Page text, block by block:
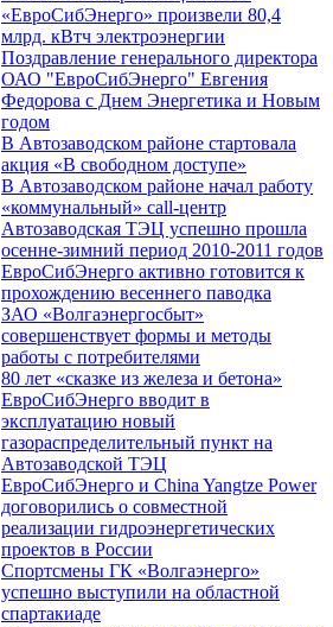
«ЕвроСибЭнерго» произвели 80,4
млрд. кВтч электроэнергии
Поздравление генерального директора
ОАО "ЕвроСибЭнерго" Евгения
Федорова с Днем Энергетика и Новым
годом
В Автозаводском районе стартовала
акция «В свободном доступе»
В Автозаводском районе начал работу
«коммунальный» call-центр
Автозаводская ТЭЦ успешно прошла
осенне-зимний период 2010-2011 годов
ЕвроСибЭнерго активно готовится к
прохождению весеннего паводка
ЗАО «Волгаэнергосбыт»
совершенствует формы и методы
работы с потребителями
80 лет «сказке из железа и бетона»
ЕвроСибЭнерго вводит в
эксплуатацию новый
газораспределительный пункт на
Автозаводской ТЭЦ
ЕвроСибЭнерго и China Yangtze Power
договорились о совместной
реализации гидроэнергетических
проектов в России
Спортсмены ГК «Волгаэнерго»
успешно выступили на областной
спартакиаде